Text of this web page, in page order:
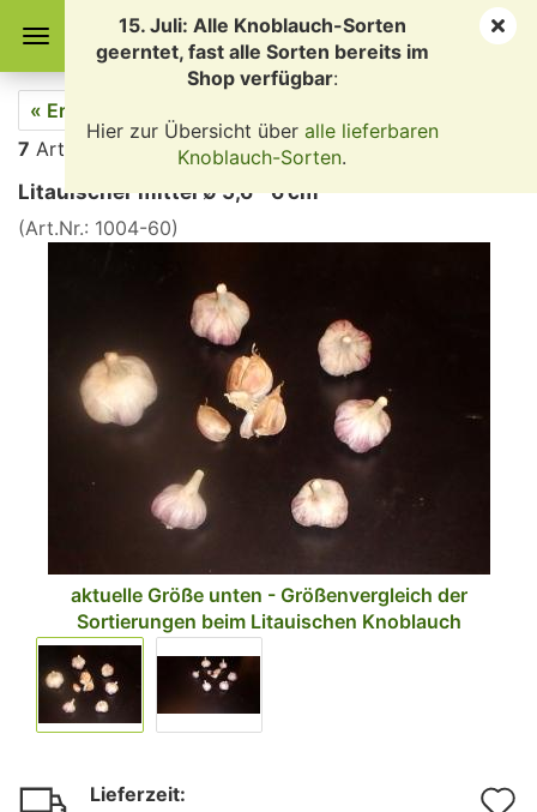
15. Juli: Alle Knoblauch-Sorten
geerntet, fast alle Sorten bereits im
Shop verfügbar:
Hier zur Übersicht über alle lieferbaren
Knoblauch-Sorten.
« Erster
7 Artikel in dieser Kategorie
Litauischer mittel ∅ 5,6 - 6 cm
(Art.Nr.: 1004-60)
Lieferzeit: